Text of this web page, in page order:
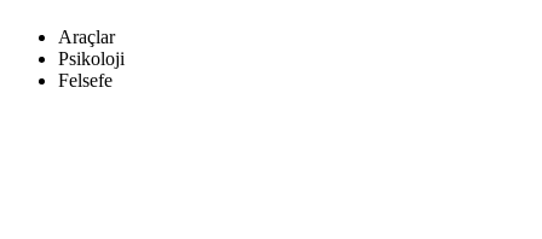
Araçlar
Psikoloji
Felsefe